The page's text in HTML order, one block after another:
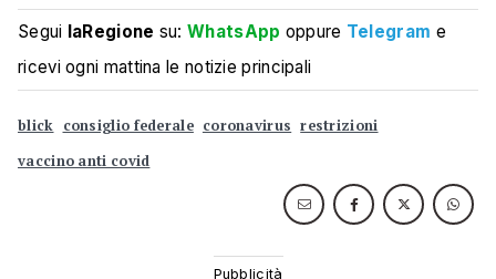
Segui laRegione su:WhatsApp oppure Telegram e
ricevi ogni mattina le notizie principali
blick consiglio federale coronavirus restrizioni
vaccino anti covid